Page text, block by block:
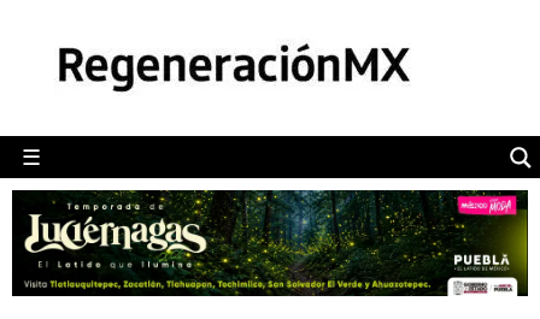
☰
POLÍTICA
CAMALEÓN
OPINIÓN
DEPORTES